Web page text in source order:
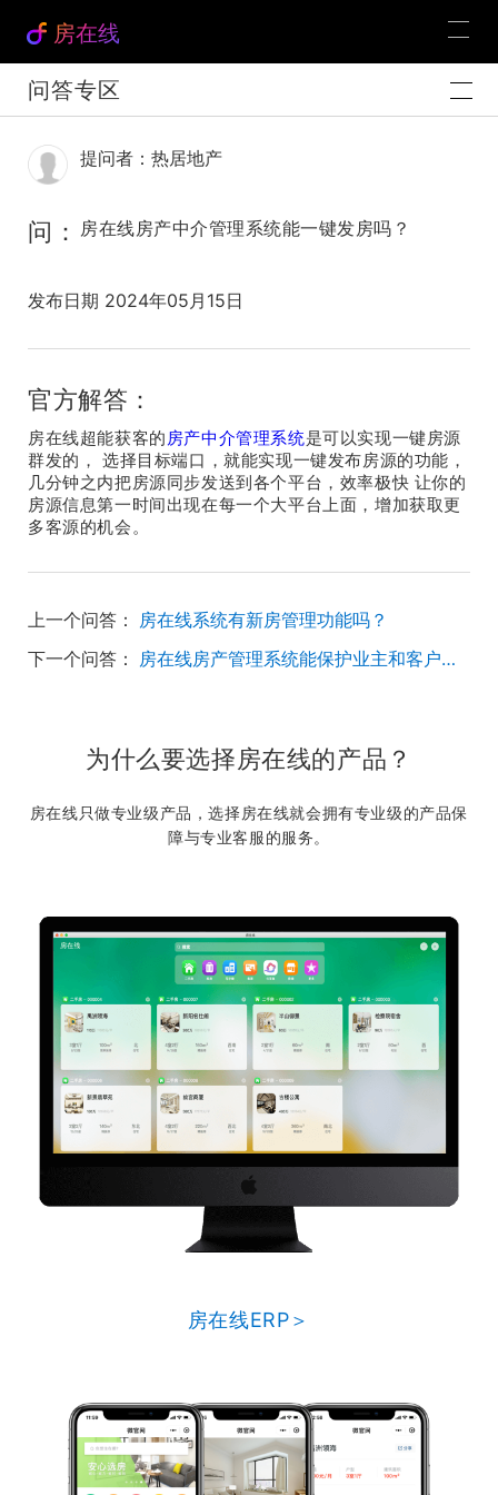
房在线
问答专区
提问者：热居地产
问： 房在线房产中介管理系统能一键发房吗？
发布日期 2024年05月15日
官方解答：
房在线超能获客的房产中介管理系统是可以实现一键房源
群发的， 选择目标端口，就能实现一键发布房源的功能，
几分钟之内把房源同步发送到各个平台，效率极快 让你的
房源信息第一时间出现在每一个大平台上面，增加获取更
多客源的机会。
上一个问答： 房在线系统有新房管理功能吗？
下一个问答：
房在线房产管理系统能保护业主和客户信息安全吗？
为什么要选择房在线的产品？
房在线只做专业级产品，选择房在线就会拥有专业级的产品保
障与专业客服的服务。
房在线ERP＞